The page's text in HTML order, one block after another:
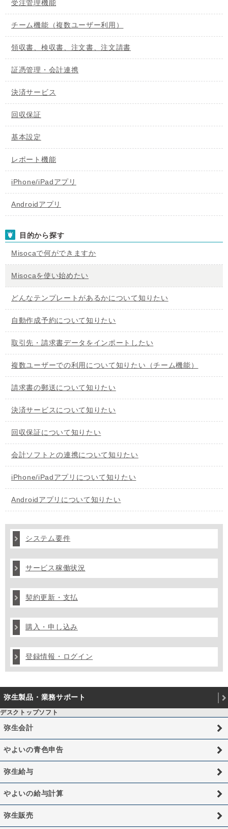
受注管理機能
チーム機能（複数ユーザー利用）
領収書、検収書、注文書、注文請書
証憑管理・会計連携
決済サービス
回収保証
基本設定
レポート機能
iPhone/iPadアプリ
Androidアプリ
目的から探す
Misocaで何ができますか
Misocaを使い始めたい
どんなテンプレートがあるかについて知りたい
自動作成予約について知りたい
取引先・請求書データをインポートしたい
複数ユーザーでの利用について知りたい（チーム機能）
請求書の郵送について知りたい
決済サービスについて知りたい
回収保証について知りたい
会計ソフトとの連携について知りたい
iPhone/iPadアプリについて知りたい
Androidアプリについて知りたい
システム要件
サービス稼働状況
契約更新・支払
購入・申し込み
登録情報・ログイン
弥生製品・業務サポート
デスクトップソフト
弥生会計
やよいの青色申告
弥生給与
やよいの給与計算
弥生販売